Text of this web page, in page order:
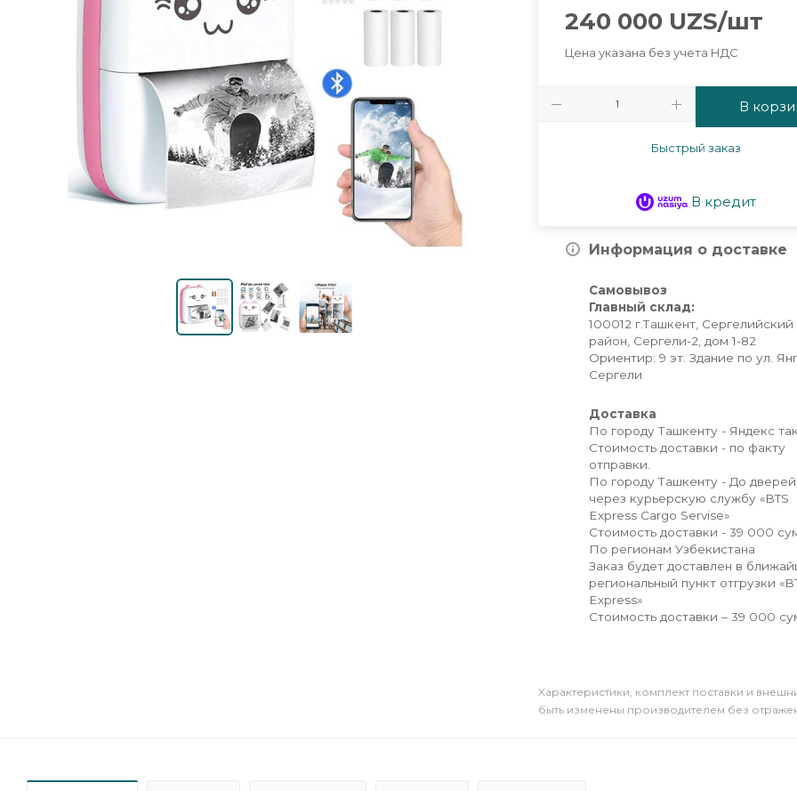
240 000 UZS/шт
Цена указана без учета НДС
В
Быстрый заказ
В кредит
Информация о доставке
Самовывоз
Главный склад:
100012 г.Ташкент, Сергелийский
район, Сергели-2, дом 1-82
Ориентир: 9 эт. Здание по ул.
Сергели
Доставка
По городу Ташкенту - Яндекс
Стоимость доставки - по факту
отправки.
По городу Ташкенту - До дверей
через курьерскую службу «BTS
Express Cargo Servise»
Стоимость доставки - 39 000
По регионам Узбекистана
Заказ будет доставлен в
региональный пункт отгрузки
Express»
Стоимость доставки – 39 000
Xарактеристики, комплект поставки и
быть изменены производителем без